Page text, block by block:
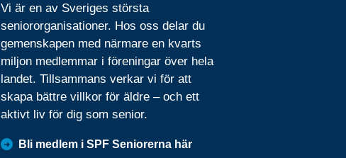
Vi är en av Sveriges största
seniororganisationer. Hos oss delar du
gemenskapen med närmare en kvarts
miljon medlemmar i föreningar över hela
landet. Tillsammans verkar vi för att
skapa bättre villkor för äldre – och ett
aktivt liv för dig som senior.
Bli medlem i SPF Seniorerna här